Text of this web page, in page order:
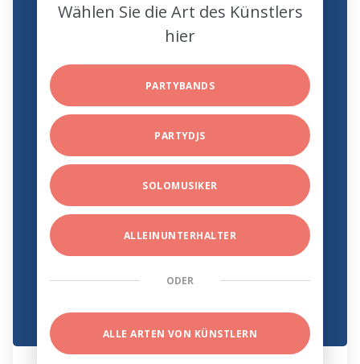
Wählen Sie die Art des Künstlers
hier
PARTYBANDS
PARTYDJS
SOLOMUSIKER
ALLEINUNTERHALTER
ODER
ALLE ARTEN VON KÜNSTLERN